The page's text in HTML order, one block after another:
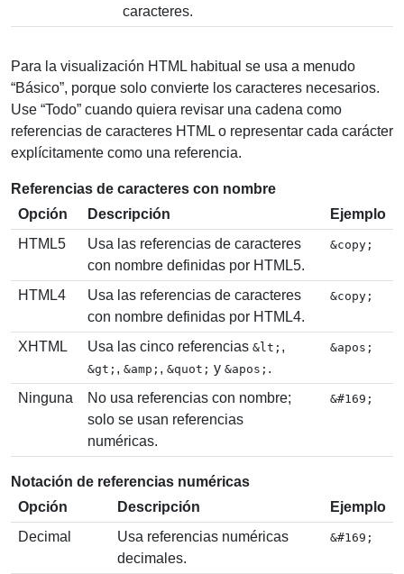
caracteres.
Para la visualización HTML habitual se usa a menudo
“Básico”, porque solo convierte los caracteres necesarios.
Use “Todo” cuando quiera revisar una cadena como
referencias de caracteres HTML o representar cada carácter
explícitamente como una referencia.
Referencias de caracteres con nombre
Opción
Descripción
Ejemplo
HTML5
Usa las referencias de caracteres
con nombre definidas por HTML5.
&copy;
HTML4
Usa las referencias de caracteres
con nombre definidas por HTML4.
&copy;
XHTML Usa las cinco referencias &lt; ,
&gt; , &amp; , &quot; y &apos; .
&apos;
Ninguna
No usa referencias con nombre;
solo se usan referencias
numéricas.
&#169;
Notación de referencias numéricas
Opción
Descripción
Ejemplo
Decimal
Usa referencias numéricas
decimales.
&#169;